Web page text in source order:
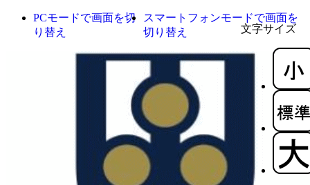
文字サイズ
PCモードで画面を切
り替え
スマートフォンモードで画面を
切り替え